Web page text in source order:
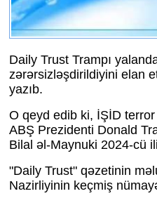
Daily Trust Trampı
zərərsizləşdirildiyini elan
yazıb.
O qeyd edib ki, İŞİD
ABŞ Prezidenti Donald
Bilal əl-Maynuki 2024-cü
"Daily Trust" qəzetinin
Nazirliyinin keçmiş